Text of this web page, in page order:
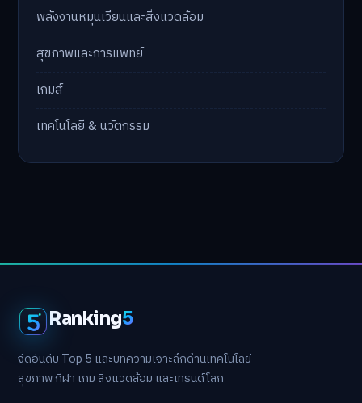
พลังงานหมุนเวียนและสิ่งแวดล้อม
สุขภาพและการแพทย์
เกมส์
เทคโนโลยี & นวัตกรรม
Ranking5
จัดอันดับ Top 5 และบทความเจาะลึกด้านเทคโนโลยี
สุขภาพ กีฬา เกม สิ่งแวดล้อม และเทรนด์โลก